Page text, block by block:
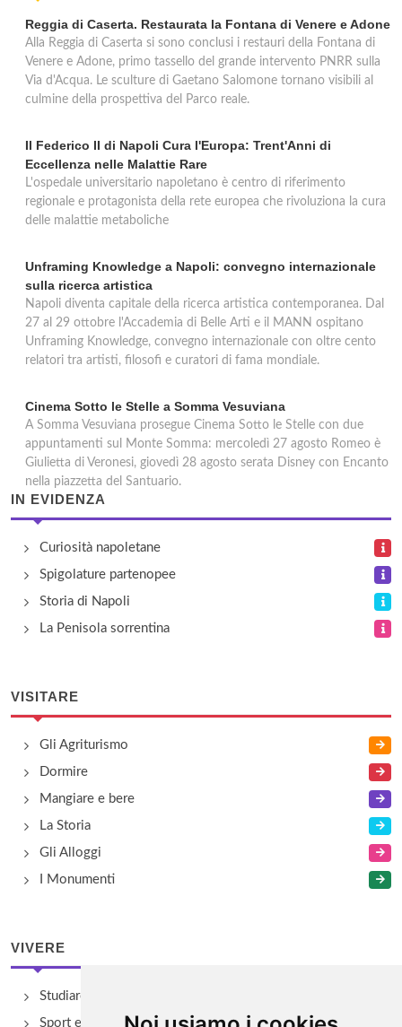
Reggia di Caserta. Restaurata la Fontana di Venere e Adone
Alla Reggia di Caserta si sono conclusi i restauri della Fontana di
Venere e Adone, primo tassello del grande intervento PNRR sulla
Via d'Acqua. Le sculture di Gaetano Salomone tornano visibili al
culmine della prospettiva del Parco reale.
Il Federico II di Napoli Cura l'Europa: Trent'Anni di
Eccellenza nelle Malattie Rare
L'ospedale universitario napoletano è centro di riferimento
regionale e protagonista della rete europea che rivoluziona la cura
delle malattie metaboliche
Unframing Knowledge a Napoli: convegno internazionale
sulla ricerca artistica
Napoli diventa capitale della ricerca artistica contemporanea. Dal
27 al 29 ottobre l'Accademia di Belle Arti e il MANN ospitano
Unframing Knowledge, convegno internazionale con oltre cento
relatori tra artisti, filosofi e curatori di fama mondiale.
Cinema Sotto le Stelle a Somma Vesuviana
A Somma Vesuviana prosegue Cinema Sotto le Stelle con due
appuntamenti sul Monte Somma: mercoledì 27 agosto Romeo è
Giulietta di Veronesi, giovedì 28 agosto serata Disney con Encanto
nella piazzetta del Santuario.
IN EVIDENZA
Curiosità napoletane
Spigolature partenopee
Storia di Napoli
La Penisola sorrentina
VISITARE
Gli Agriturismo
Dormire
Mangiare e bere
La Storia
Gli Alloggi
I Monumenti
VIVERE
Studiare
Sport e Benessere